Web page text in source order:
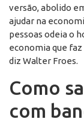
versão, abolido
ajudar na
pessoas odeia o
economia que
diz Walter Froes.
Como
com